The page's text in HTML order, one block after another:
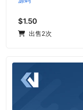
$1.50
出售2次